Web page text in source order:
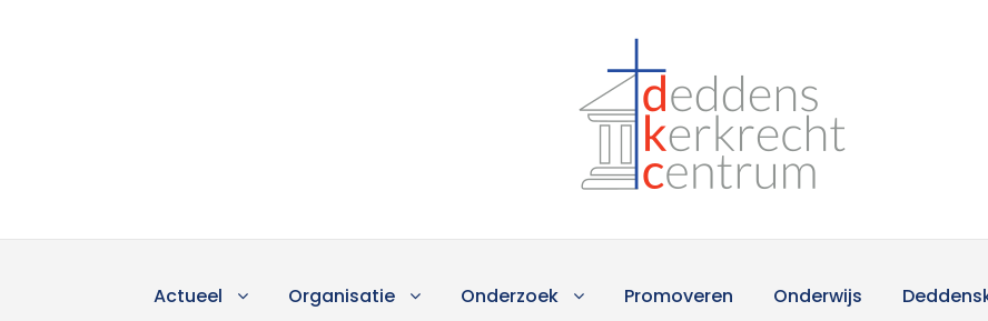
Actueel Organisatie Onderzoek Promoveren Onderwijs